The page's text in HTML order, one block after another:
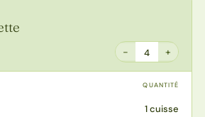
− 4 +
QUANTITÉ
1 cuisse